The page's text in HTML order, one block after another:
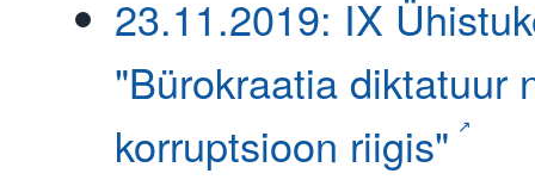
23.11.2019: IX
"Bürokraatia diktatuur
korruptsioon riigis"